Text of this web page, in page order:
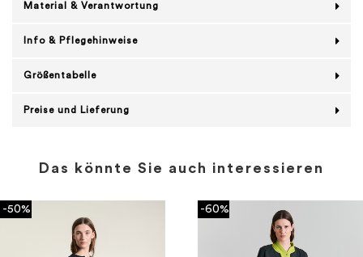
Material & Verantwortung
Info & Pflegehinweise
Größentabelle
Preise und Lieferung
Das könnte Sie auch interessieren
-50% -60%